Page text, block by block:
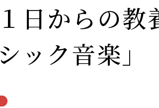
日からの教
ック音楽」